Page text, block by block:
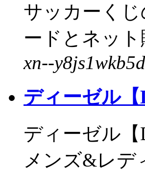
サッカーく
ードとネッ
xn--
ディーゼル
ディーゼル
メンズ&レデ